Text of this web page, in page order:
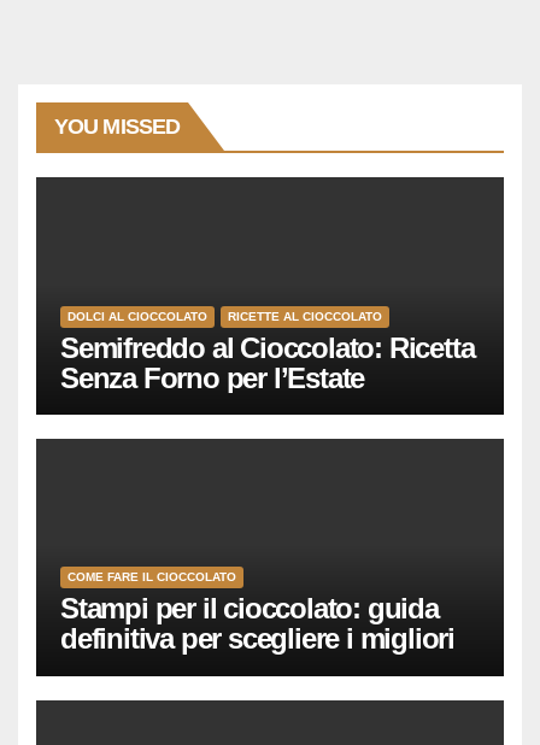
YOU MISSED
DOLCI AL CIOCCOLATO RICETTE AL CIOCCOLATO
Semifreddo al Cioccolato: Ricetta
Senza Forno per l’Estate
COME FARE IL CIOCCOLATO
Stampi per il cioccolato: guida
definitiva per scegliere i migliori
(policarbonato, silicone, cuori,
tavolette)